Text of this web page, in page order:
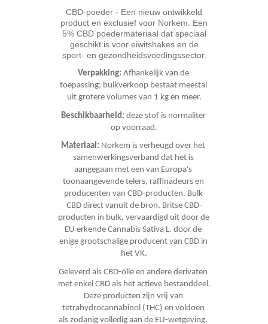
CBD-poeder - Een nieuw ontwikkeld
product en exclusief voor Norkem. Een
5% CBD poedermateriaal dat speciaal
geschikt is voor eiwitshakes en de
sport- en gezondheidsvoedingssector.
Verpakking: Afhankelijk van de
toepassing; bulkverkoop bestaat meestal
uit grotere volumes van 1 kg en meer.
Beschikbaarheid: deze stof is normaliter
op voorraad.
Materiaal: Norkem is verheugd over het
samenwerkingsverband dat het is
aangegaan met een van Europa's
toonaangevende telers, raffinadeurs en
producenten van CBD-producten. Bulk
CBD direct vanuit de bron. Britse CBD-
producten in bulk, vervaardigd uit door de
EU erkende Cannabis Sativa L. door de
enige grootschalige producent van CBD in
het VK.
Geleverd als CBD-olie en andere derivaten
met enkel CBD als het actieve bestanddeel.
Deze producten zijn vrij van
tetrahydrocannabinol (THC) en voldoen
als zodanig volledig aan de EU-wetgeving.